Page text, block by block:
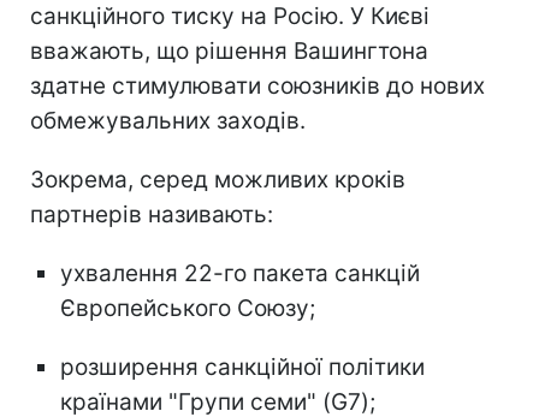
санкційного тиску на Росію. У Києві
вважають, що рішення Вашингтона
здатне стимулювати союзників до нових
обмежувальних заходів.
Зокрема, серед можливих кроків
партнерів називають:
ухвалення 22-го пакета санкцій
Європейського Союзу;
розширення санкційної політики
країнами "Групи семи" (G7);